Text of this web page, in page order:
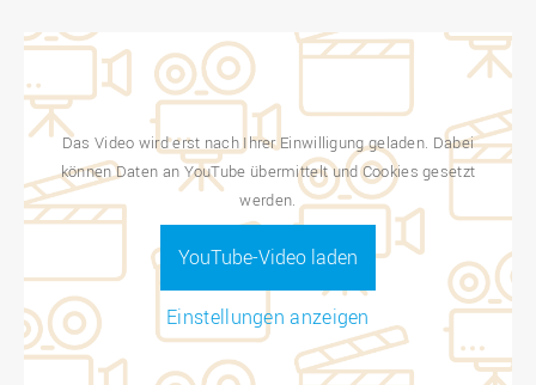
Das Video wird erst nach Ihrer Einwilligung geladen. Dabei
können Daten an YouTube übermittelt und Cookies gesetzt
werden.
YouTube-Video laden
Einstellungen anzeigen